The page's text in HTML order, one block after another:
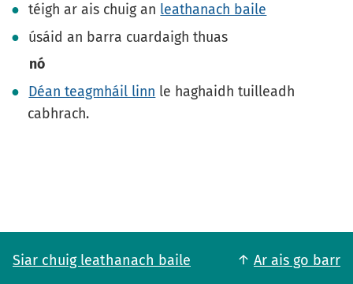
téigh ar ais chuig an leathanach baile
úsáid an barra cuardaigh thuas
nó
Déan teagmháil linn le haghaidh tuilleadh
cabhrach.
Siar chuig leathanach baile Ar ais go barr